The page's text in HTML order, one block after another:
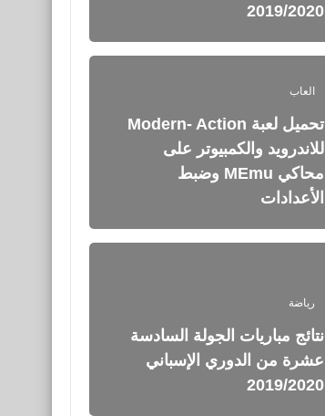
2019/2020
العاب
تحميل لعبة Modern- Action
للاندرويد والكمبيوتر على
محاكي MEmu وضبط
الأعدادات
رياضة
نتائج مباريات الجولة السادسة
عشرة من الدوري الإسباني
2019/2020